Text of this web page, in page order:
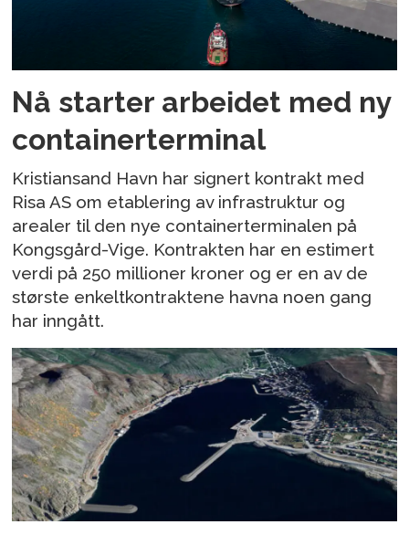
Nå starter arbeidet med ny
containerterminal
Kristiansand Havn har signert kontrakt med
Risa AS om etablering av infrastruktur og
arealer til den nye containerterminalen på
Kongsgård-Vige. Kontrakten har en estimert
verdi på 250 millioner kroner og er en av de
største enkeltkontraktene havna noen gang
har inngått.